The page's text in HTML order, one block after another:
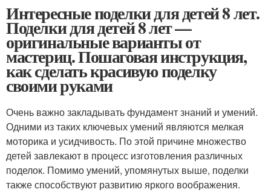
Интересные поделки для детей 8 лет.
Поделки для детей 8 лет —
оригинальные варианты от
мастериц. Пошаговая инструкция,
как сделать красивую поделку
своими руками
Очень важно закладывать фундамент знаний и умений.
Одними из таких ключевых умений являются мелкая
моторика и усидчивость. По этой причине множество
детей завлекают в процесс изготовления различных
поделок. Помимо умений, упомянутых выше, поделки
также способствуют развитию яркого воображения.